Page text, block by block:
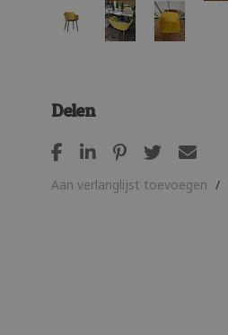
Delen
Aan verlanglijst toevoegen /